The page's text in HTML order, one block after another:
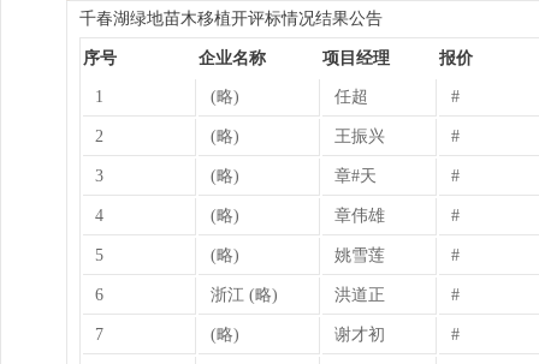
千春湖绿地苗木移植开评标情况结果公告
序号 企业名称 项目经理 报价
1 (略) 任超 #
2 (略) 王振兴 #
3 (略) 章#天 #
4 (略) 章伟雄 #
5 (略) 姚雪莲 #
6 浙江 (略) 洪道正 #
7 (略) 谢才初 #